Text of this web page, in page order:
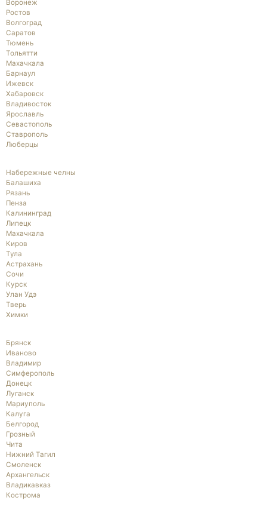
Воронеж
Ростов
Волгоград
Саратов
Тюмень
Тольятти
Махачкала
Барнаул
Ижевск
Хабаровск
Владивосток
Ярославль
Севастополь
Ставрополь
Люберцы
Набережные челны
Балашиха
Рязань
Пенза
Калининград
Липецк
Махачкала
Киров
Тула
Астрахань
Сочи
Курск
Улан Удэ
Тверь
Химки
Брянск
Иваново
Владимир
Симферополь
Донецк
Луганск
Мариуполь
Калуга
Белгород
Грозный
Чита
Нижний Тагил
Смоленск
Архангельск
Владикавказ
Кострома